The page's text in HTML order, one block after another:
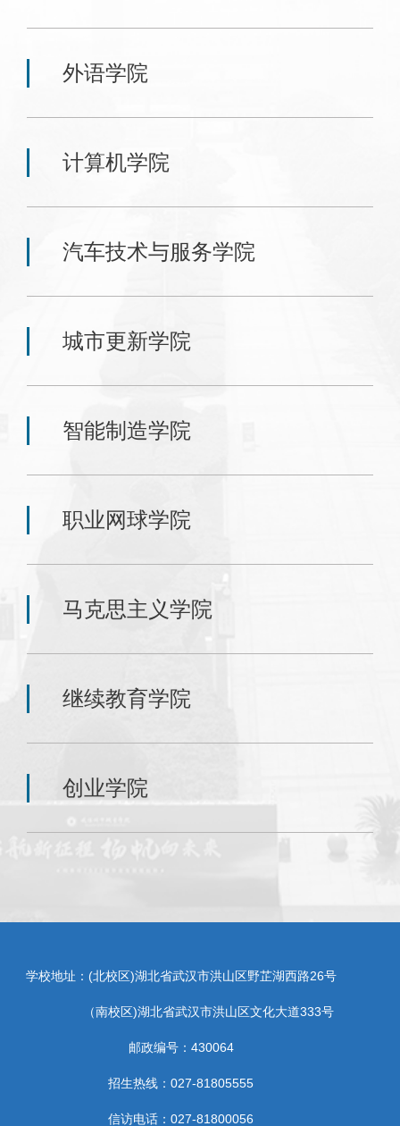
外语学院
计算机学院
汽车技术与服务学院
城市更新学院
智能制造学院
职业网球学院
马克思主义学院
继续教育学院
创业学院
学校地址：(北校区)湖北省武汉市洪山区野芷湖西路26号
（南校区)湖北省武汉市洪山区文化大道333号
邮政编号：430064
招生热线：027-81805555
信访电话：027-81800056